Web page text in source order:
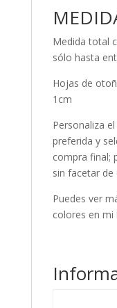
Medida total
sólo hasta
Hojas de
1cm
Personaliza
preferida y
compra final;
sin facetar
Puedes ver
colores en mi